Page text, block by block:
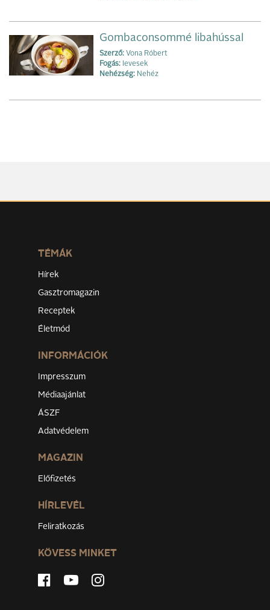
Gombaconsommé libahússal
Szerző: Vona Róbert
Fogás: levesek
Nehézség: Nehéz
TÉMÁK
Hírek
Gasztromagazin
Receptek
Életmód
INFORMÁCIÓK
Impresszum
Médiaajánlat
ÁSZF
Adatvédelem
MAGAZIN
Előfizetés
HÍRLEVÉL
Feliratkozás
KÖVESS MINKET